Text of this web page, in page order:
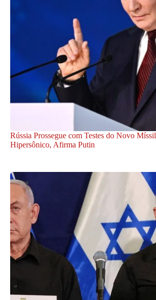
Rússia Prossegue com Testes do Novo Míssil
Hipersônico, Afirma Putin